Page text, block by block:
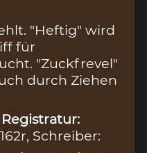
"Heftig" wird
für
"Zuckfrevel"
durch Ziehen
Schreiber: